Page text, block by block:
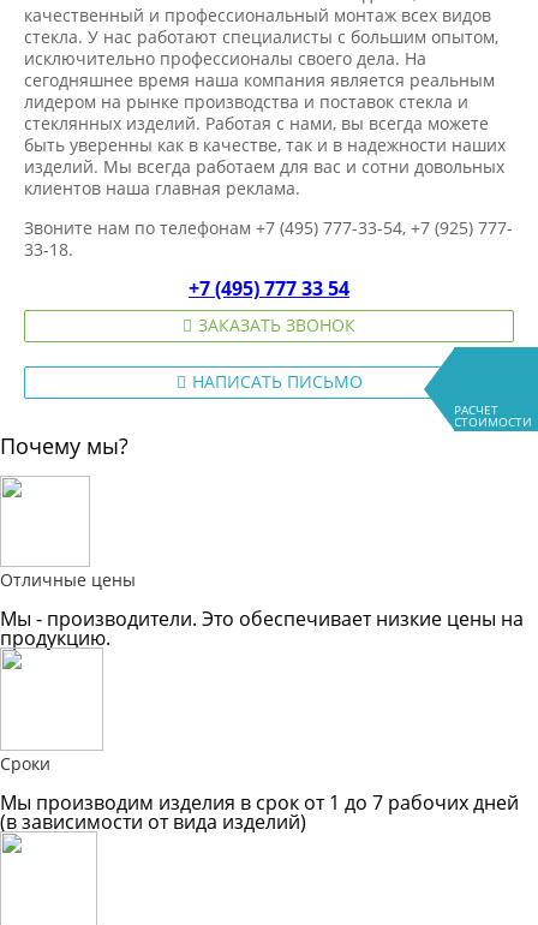
РАСЧЕТ
СТОИМОСТИ
качественный и профессиональный монтаж всех видов
стекла. У нас работают специалисты с большим опытом,
исключительно профессионалы своего дела. На
сегодняшнее время наша компания является реальным
лидером на рынке производства и поставок стекла и
стеклянных изделий. Работая с нами, вы всегда можете
быть уверенны как в качестве, так и в надежности наших
изделий. Мы всегда работаем для вас и сотни довольных
клиентов наша главная реклама.
Звоните нам по телефонам +7 (495) 777-33-54, +7 (925) 777-
33-18.
+7 (495) 777 33 54
ЗАКАЗАТЬ ЗВОНОК
НАПИСАТЬ ПИСЬМО
Почему мы?
Отличные цены
Мы - производители. Это обеспечивает низкие цены на
продукцию.
Сроки
Мы производим изделия в срок от 1 до 7 рабочих дней
(в зависимости от вида изделий)